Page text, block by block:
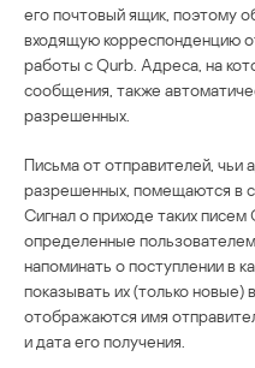
его почтовый ящик, поэтому
входящую корреспонденцию
работы с Qurb. Адреса, на
сообщения, также
разрешенных.
Письма от отправителей, чьи
разрешенных, помещаются в
Сигнал о приходе таких
определенные
напоминать о поступлении в
показывать их (только новые)
отображаются имя
и дата его получения.